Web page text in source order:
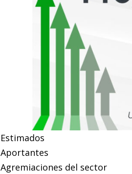
Estimados
Aportantes
Agremiaciones del sector